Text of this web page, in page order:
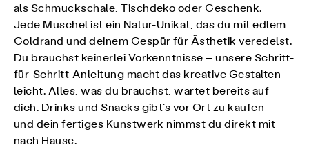
als Schmuckschale, Tischdeko oder Geschenk.
Jede Muschel ist ein Natur-Unikat, das du mit edlem
Goldrand und deinem Gespür für Ästhetik veredelst.
Du brauchst keinerlei Vorkenntnisse – unsere Schritt-
für-Schritt-Anleitung macht das kreative Gestalten
leicht. Alles, was du brauchst, wartet bereits auf
dich. Drinks und Snacks gibt’s vor Ort zu kaufen –
und dein fertiges Kunstwerk nimmst du direkt mit
nach Hause.